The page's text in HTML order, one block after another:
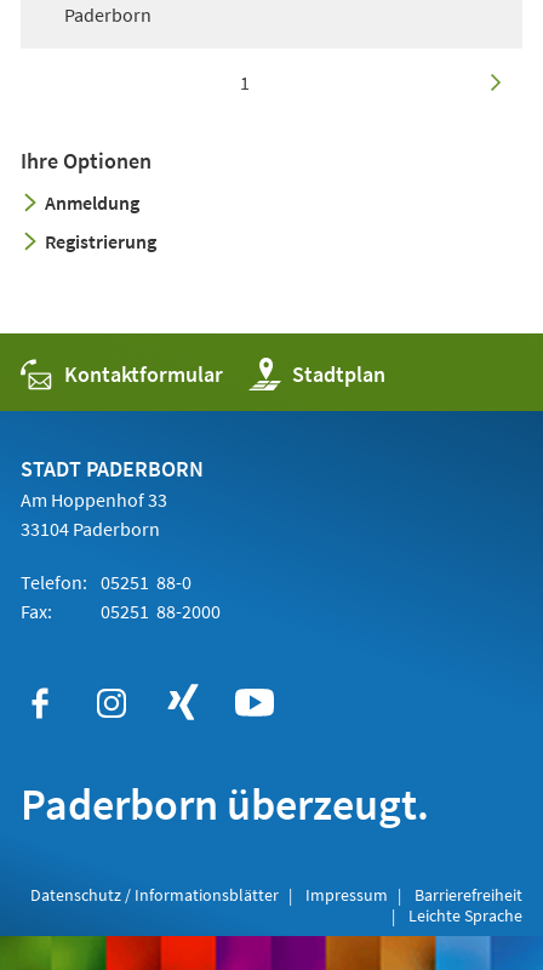
Paderborn
1
Ihre Optionen
Anmeldung
Registrierung
Kontaktformular Stadtplan
(Öffnet
in
einem
STADT PADERBORN
Am Hoppenhof 33
33104 Paderborn
Telefon: 05251 88-0
Fax:
05251 88-2000
Paderborn überzeugt.
Datenschutz / Informationsblätter Impressum
Barrierefreiheit
Leichte Sprache